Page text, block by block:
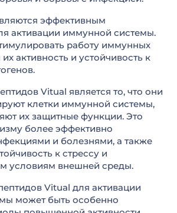
эффективным
активации иммунной системы.
работу иммунных
активность и устойчивость к
Vitual является то, что они
клетки иммунной системы,
их защитные функции. Это
более эффективно
и болезнями, а также
к стрессу и
условиям внешней среды.
Vitual для активации
может быть особенно